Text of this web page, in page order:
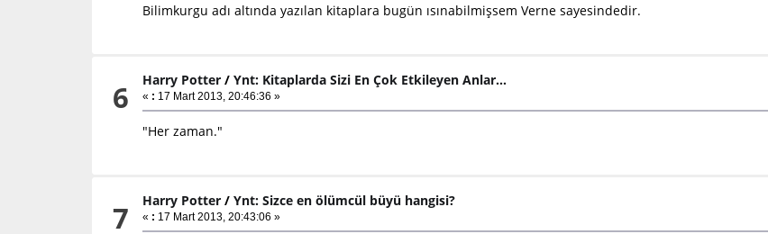
Bilimkurgu adı altında yazılan kitaplara bugün ısınabilmişsem Verne sayesindedir.
6 Harry Potter /Ynt: Kitaplarda Sizi En Çok Etkileyen Anlar...
« : 17 Mart 2013, 20:46:36 »
"Her zaman."
7 Harry Potter /Ynt: Sizce en ölümcül büyü hangisi?
« : 17 Mart 2013, 20:43:06 »